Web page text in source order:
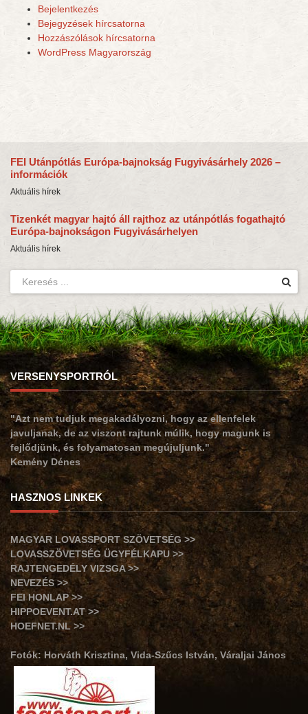
Bejelentkezés
Bejegyzések hírcsatorna
Hozzászólások hírcsatorna
WordPress Magyarország
FEI Utánpótlás Európa-bajnokság Fugyivásárhely 2026 –
információk
Aktuális hírek
Tizenkét magyar hajtó áll rajthoz az utánpótlás fogathajtó
Európa-bajnokságon Fugyivásárhelyen
Aktuális hírek
VERSENYSPORTRÓL
"Azt nem tudjuk megakadályozni, hogy az ellenfelek
javuljanak, de az viszont rajtunk múlik, hogy magunk is
fejlődjünk, és folyamatosan megújuljunk."
Kemény Dénes
HASZNOS LINKEK
MAGYAR LOVASSPORT SZÖVETSÉG >>
LOVASSZÖVETSÉG ÜGYFÉLKAPU >>
RAJTENGEDÉLY VIZSGA >>
NEVEZÉS >>
FEI HONLAP >>
HIPPOEVENT.AT >>
HOEFNET.NL >>
Fotók: Horváth Krisztina, Vida-Szűcs István, Váraljai János